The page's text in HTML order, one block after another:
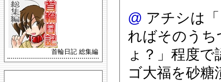
@ アチシは
ればそのう
ょ？」程度
ゴ大福を砂
首輪日記 総集編